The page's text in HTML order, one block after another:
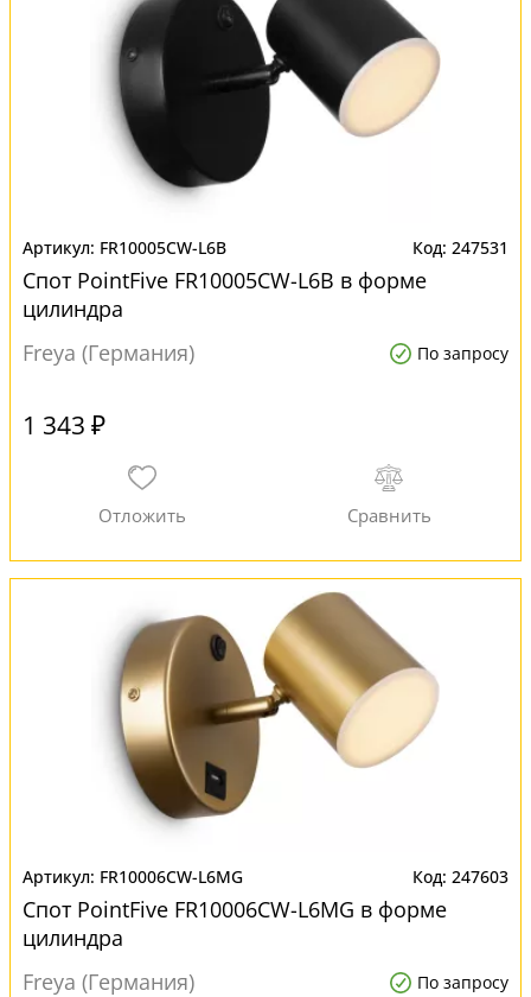
FR10005CW-L6B 247531
Спот PointFive FR10005CW-L6B в форме
цилиндра
Freya (Германия)
По запросу
1 343 ₽
FR10006CW-L6MG 247603
Спот PointFive FR10006CW-L6MG в форме
цилиндра
Freya (Германия)
По запросу